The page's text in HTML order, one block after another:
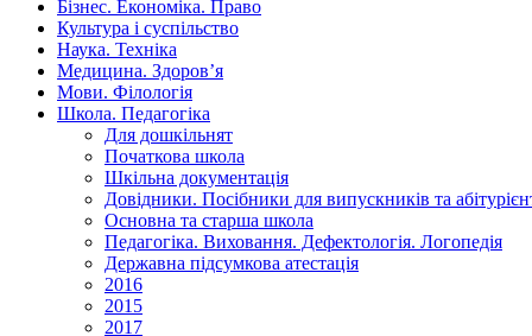
Бізнес. Економіка. Право
Культура і суспільство
Наука. Техніка
Медицина. Здоров’я
Мови. Філологія
Школа. Педагогіка
Для дошкільнят
Початкова школа
Шкільна документація
Довідники. Посібники для випускників та
Основна та старша школа
Педагогіка. Виховання. Дефектологія. Логопедія
Державна підсумкова атестація
2016
2015
2017